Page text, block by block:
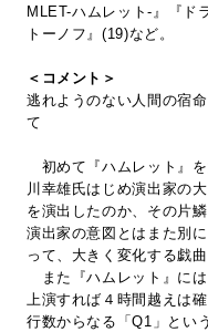
MLET-ハムレット-』『ド
トーノフ』(19)など。
＜コメント＞
逃れようのない人間の宿
て
初めて『ハムレット』
川幸雄氏はじめ演出家の
を演出したのか、その片
演出家の意図とはまた別
って、大きく変化する戯曲
また『ハムレット』に
上演すれば４時間越えは
行数からなる「Q1」とい